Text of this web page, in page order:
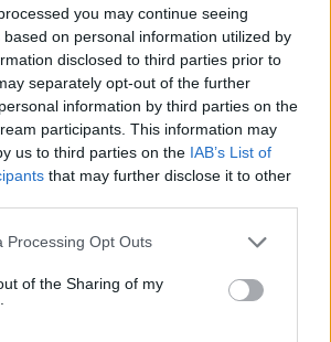
you may continue seeing
on personal information utilized by
disclosed to third parties prior to
separately opt-out of the further
information by third parties on the
participants. This information may
us to third parties on the IAB’s List of
that may further disclose it to other
website/app uses one or more Google
or usage behaviour. You may click to
to Google and its third-party tags to
specified purposes in below Google
Processing Opt Outs
of the Sharing of my
από διακριτική πολυτέλεια
που σας επιτρέπουν να χαλαρώσετε
τη μοναδική φύση που κυριολεκτικά
μέσα από τα «γενναιόδωρα»
με γρήγορο WiFi, μίνι
σας είναι καλοδεχούμενοι εδώ.